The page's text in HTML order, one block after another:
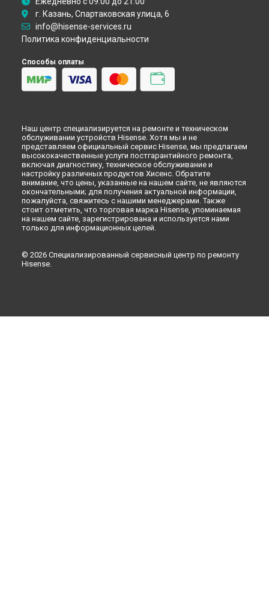
Ремонт кондиционера Hisense вМоскве
г. Казань, Спартаковская улица, 6
info@hisense-services.ru
Политика конфиденциальности
Способы оплаты
Наш центр специализируется на ремонте и техническом
обслуживании устройств Hisense. Хотя мы и не
представляем официальный сервис Hisense, мы предлагаем
высококачественные услуги постгарантийного ремонта,
включая диагностику, техническое обслуживание и
настройку различных продуктов Хисенс. Обратите
внимание, что цены, указанные на нашем сайте, не являются
окончательными; для получения актуальной информации,
пожалуйста, свяжитесь с нашими менеджерами. Также
стоит отметить, что торговая марка Hisense, упоминаемая
на нашем сайте, зарегистрирована и используется нами
только для информационных целей.
© 2026 Специализированный сервисный центр по ремонту
Hisense.